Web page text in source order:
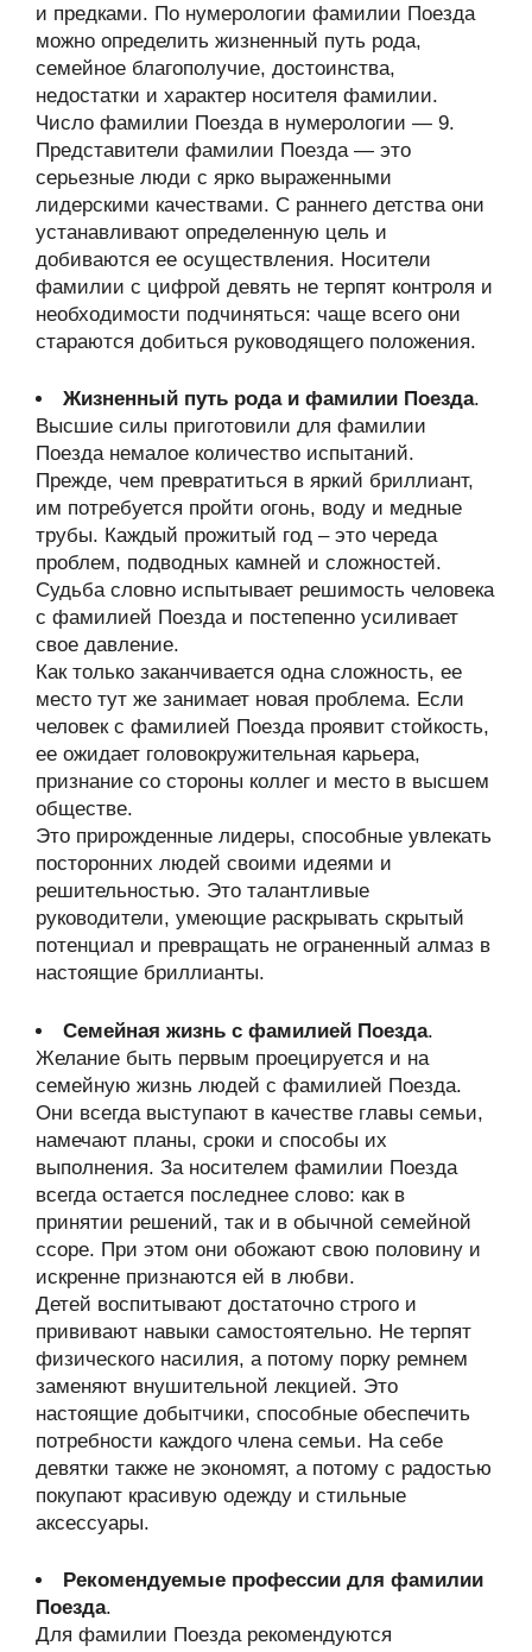
и предками. По нумерологии фамилии Поезда
можно определить жизненный путь рода,
семейное благополучие, достоинства,
недостатки и характер носителя фамилии.
Число фамилии Поезда в нумерологии — 9.
Представители фамилии Поезда — это
серьезные люди с ярко выраженными
лидерскими качествами. С раннего детства они
устанавливают определенную цель и
добиваются ее осуществления. Носители
фамилии с цифрой девять не терпят контроля и
необходимости подчиняться: чаще всего они
стараются добиться руководящего положения.
Жизненный путь рода и фамилии Поезда.
Высшие силы приготовили для фамилии
Поезда немалое количество испытаний.
Прежде, чем превратиться в яркий бриллиант,
им потребуется пройти огонь, воду и медные
трубы. Каждый прожитый год – это череда
проблем, подводных камней и сложностей.
Судьба словно испытывает решимость человека
с фамилией Поезда и постепенно усиливает
свое давление.
Как только заканчивается одна сложность, ее
место тут же занимает новая проблема. Если
человек с фамилией Поезда проявит стойкость,
ее ожидает головокружительная карьера,
признание со стороны коллег и место в высшем
обществе.
Это прирожденные лидеры, способные увлекать
посторонних людей своими идеями и
решительностью. Это талантливые
руководители, умеющие раскрывать скрытый
потенциал и превращать не ограненный алмаз в
настоящие бриллианты.
Семейная жизнь с фамилией Поезда.
Желание быть первым проецируется и на
семейную жизнь людей с фамилией Поезда.
Они всегда выступают в качестве главы семьи,
намечают планы, сроки и способы их
выполнения. За носителем фамилии Поезда
всегда остается последнее слово: как в
принятии решений, так и в обычной семейной
ссоре. При этом они обожают свою половину и
искренне признаются ей в любви.
Детей воспитывают достаточно строго и
прививают навыки самостоятельно. Не терпят
физического насилия, а потому порку ремнем
заменяют внушительной лекцией. Это
настоящие добытчики, способные обеспечить
потребности каждого члена семьи. На себе
девятки также не экономят, а потому с радостью
покупают красивую одежду и стильные
аксессуары.
Рекомендуемые профессии для фамилии
Поезда.
Для фамилии Поезда рекомендуются